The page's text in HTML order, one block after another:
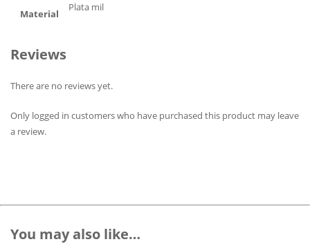
Material
Plata mil
Reviews
There are no reviews yet.
Only logged in customers who have purchased this product may leave
a review.
You may also like…